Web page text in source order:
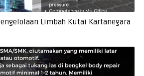
Limbah Kutai Kartanegara